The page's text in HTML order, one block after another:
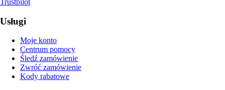
Trustpilot
Usługi
Moje konto
Centrum pomocy
Śledź zamówienie
Zwróć zamówienie
Kody rabatowe